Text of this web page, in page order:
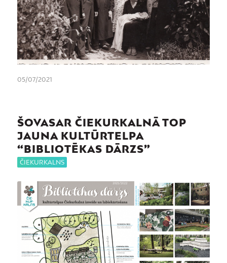
05/07/2021
ŠOVASAR ČIEKURKALNĀ TOP
JAUNA KULTŪRTELPA
“BIBLIOTĒKAS DĀRZS”
ČIEKURKALNS